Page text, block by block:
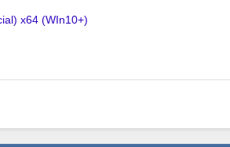
x64 (WIn10+)